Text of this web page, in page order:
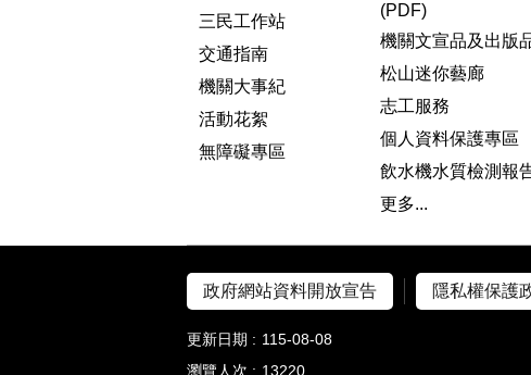
三民工作站
交通指南
機關大事紀
活動花絮
無障礙專區
(PDF)
機關文宣品及出版
松山迷你藝廊
志工服務
個人資料保護專區
飲水機水質檢測報
更多...
政府網站資料開放宣告 隱私權保護
更新日期
115-08-08
瀏覽人次
13220